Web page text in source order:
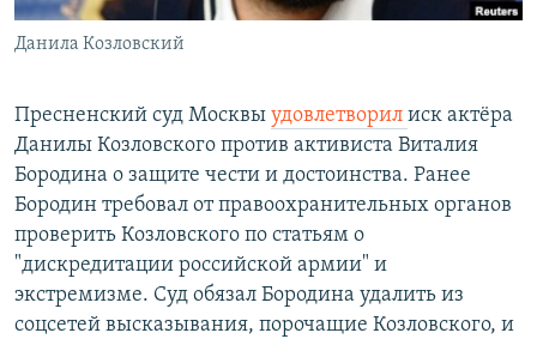
Все сайты РСЕ/РС
Данила Козловский
Пресненский суд Москвы удовлетворил иск актёра
Данилы Козловского против активиста Виталия
Бородина о защите чести и достоинства. Ранее
Бородин требовал от правоохранительных органов
проверить Козловского по статьям о
"дискредитации российской армии" и
экстремизме. Суд обязал Бородина удалить из
соцсетей высказывания, порочащие Козловского, и